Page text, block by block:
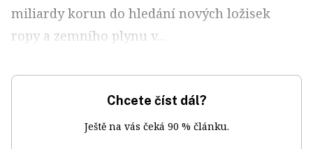
miliardy korun do hledání nových ložisek
ropy a zemního plynu v...
Chcete číst dál?
Ještě na vás čeká 90 % článku.